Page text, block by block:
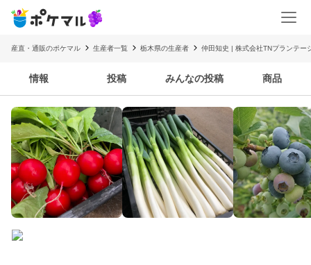
産直・通販のポケマル 生産者一覧 栃木県の生産者 仲田知史 | 株式会社TNプランテー
情報 投稿 みんなの投稿 商品